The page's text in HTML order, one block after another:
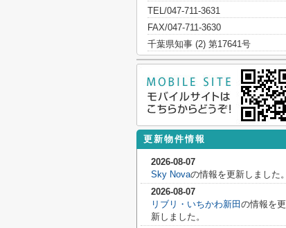
TEL/047-711-3631
FAX/047-711-3630
千葉県知事 (2) 第17641号
更新物件情報
2026-08-07
Sky Novaの情報を更新しました。
2026-08-07
リブリ・いちかわ新田 の情報を更
新しました。